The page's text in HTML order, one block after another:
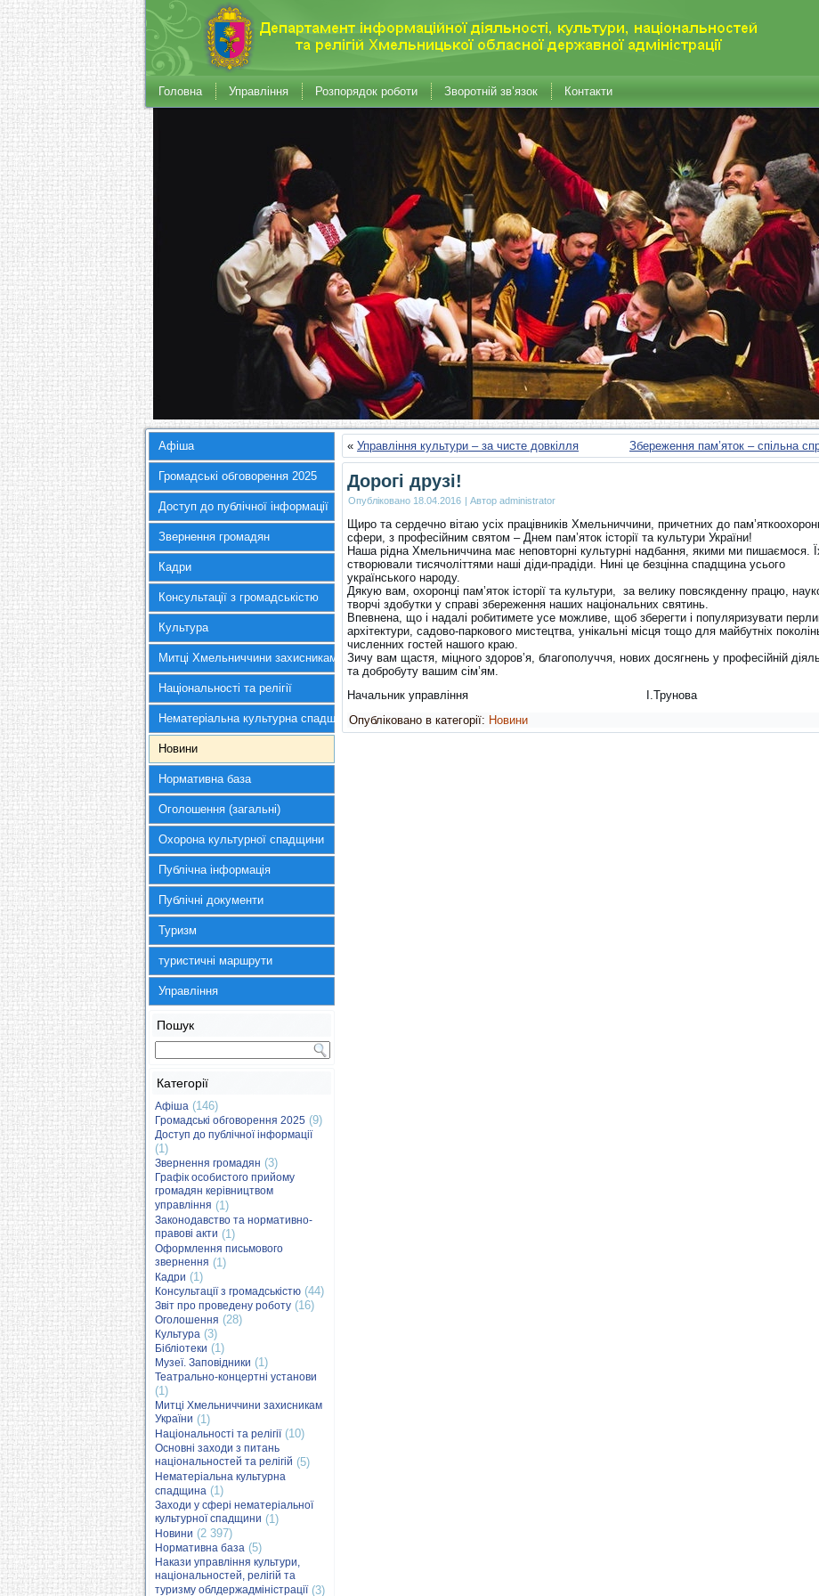
Головна Управління Розпорядок роботи Зворотній зв’язок Контакти
Афіша
Громадські обговорення 2025
Доступ до публічної інформації
Звернення громадян
Кадри
Консультації з громадськістю
Культура
Митці Хмельниччини захисникам України
Національності та релігії
Нематеріальна культурна спадщина
Новини
Нормативна база
Оголошення (загальні)
Охорона культурної спадщини
Публічна інформація
Публічні документи
Туризм
туристичні маршрути
Управління
Пошук
Категорії
Афіша (146)
Громадські обговорення 2025 (9)
Доступ до публічної інформації
(1)
Звернення громадян (3)
Графік особистого прийому
громадян керівництвом
управління (1)
Законодавство та нормативно-
правові акти (1)
Оформлення письмового
звернення (1)
Кадри (1)
Консультації з громадськістю (44)
Звіт про проведену роботу (16)
Оголошення (28)
Культура (3)
Бібліотеки (1)
Музеї. Заповідники (1)
Театрально-концертні установи
(1)
Митці Хмельниччини захисникам
України (1)
Національності та релігії(10)
Основні заходи з питань
національностей та релігій (5)
Нематеріальна культурна
спадщина (1)
Заходи у сфері нематеріальної
культурної спадщини (1)
Новини (2 397)
Нормативна база (5)
Накази управління культури,
національностей, релігій та
туризму облдержадміністрації(3)
« Управління культури – за чисте довкілля Збереження пам’яток – спільна
Дорогі друзі!
Опубліковано 18.04.2016 | Автор administrator
Щиро та сердечно вітаю усіх працівників Хмельниччини, причетних до
сфери, з професійним святом – Днем пам’яток історії та культури України!
Наша рідна Хмельниччина має неповторні культурні надбання, якими ми пишаємося.
створювали тисячоліттями наші діди-прадіди. Нині це безцінна спадщина усього
українського народу.
Дякую вам, охоронці пам’яток історії та культури, за велику повсякденну працю,
творчі здобутки у справі збереження наших національних святинь.
Впевнена, що і надалі робитимете усе можливе, щоб зберегти і популяризувати
архітектури, садово-паркового мистецтва, унікальні місця тощо для майбутніх
численних гостей нашого краю.
Зичу вам щастя, міцного здоров’я, благополуччя, нових досягнень у професійній
та добробуту вашим сім’ям.
Начальник управління І.Трунова
Опубліковано в категорії: Новини